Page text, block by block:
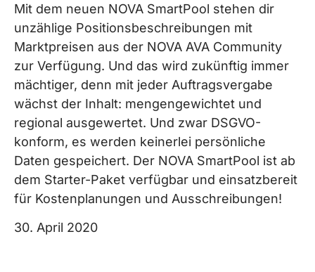
Mit dem neuen NOVA SmartPool stehen dir
unzählige Positionsbeschreibungen mit
Marktpreisen aus der NOVA AVA Community
zur Verfügung. Und das wird zukünftig immer
mächtiger, denn mit jeder Auftragsvergabe
wächst der Inhalt: mengengewichtet und
regional ausgewertet. Und zwar DSGVO-
konform, es werden keinerlei persönliche
Daten gespeichert. Der NOVA SmartPool ist ab
dem Starter-Paket verfügbar und einsatzbereit
für Kostenplanungen und Ausschreibungen!
30. April 2020